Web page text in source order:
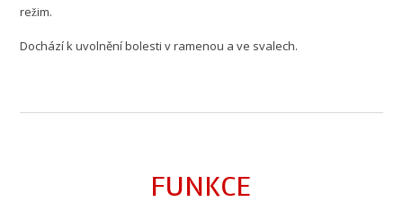
režim.
Dochází k uvolnění bolesti v ramenou a ve svalech.
FUNKCE